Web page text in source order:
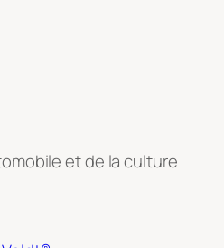
et de la culture